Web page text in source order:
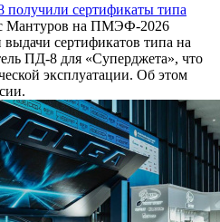
сертификаты типа
Мантуров на ПМЭФ-2026
сертификатов типа на
ПД-8 для «Суперджета», что
эксплуатации. Об этом